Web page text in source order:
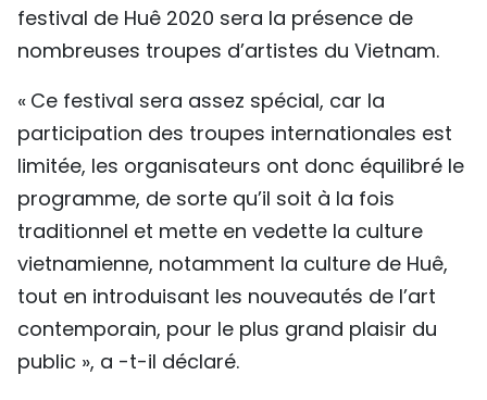
festival de Huê 2020 sera la présence de
nombreuses troupes d’artistes du Vietnam.
« Ce festival sera assez spécial, car la
participation des troupes internationales est
limitée, les organisateurs ont donc équilibré le
programme, de sorte qu’il soit à la fois
traditionnel et mette en vedette la culture
vietnamienne, notamment la culture de Huê,
tout en introduisant les nouveautés de l’art
contemporain, pour le plus grand plaisir du
public », a -t-il déclaré.